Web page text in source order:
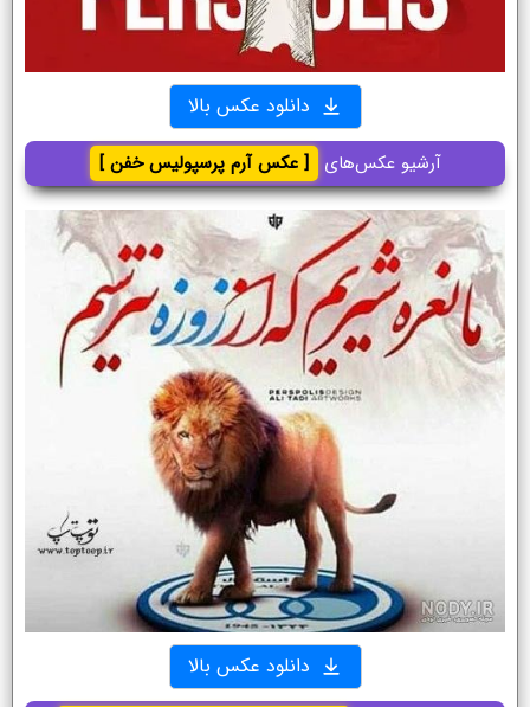
دانلود عکس بالا
آرشیو عکس‌های [ عکس آرم پرسپولیس خفن ]
دانلود عکس بالا